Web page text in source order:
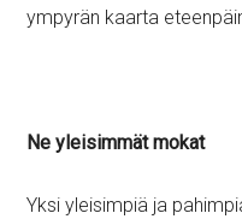
ympyrän kaarta
Ne yleisimmät mokat
Yksi yleisimpiä ja